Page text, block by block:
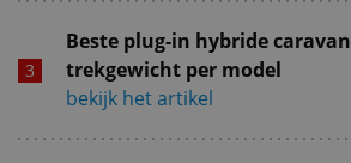
Beste plug-in hybride
trekgewicht per model
bekijk het artikel